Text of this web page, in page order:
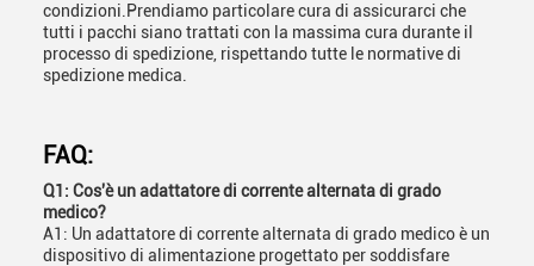
condizioni.Prendiamo particolare cura di assicurarci che
tutti i pacchi siano trattati con la massima cura durante il
processo di spedizione, rispettando tutte le normative di
spedizione medica.
FAQ:
Q1: Cos'è un adattatore di corrente alternata di grado
medico?
A1: Un adattatore di corrente alternata di grado medico è un
dispositivo di alimentazione progettato per soddisfare